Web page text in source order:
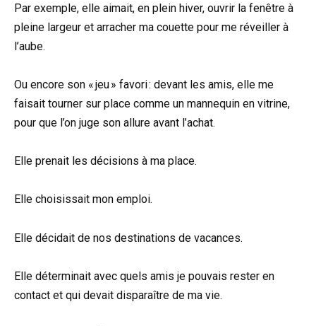
Par exemple, elle aimait, en plein hiver, ouvrir la fenêtre à
pleine largeur et arracher ma couette pour me réveiller à
l’aube.
Ou encore son « jeu » favori : devant les amis, elle me
faisait tourner sur place comme un mannequin en vitrine,
pour que l’on juge son allure avant l’achat.
Elle prenait les décisions à ma place.
Elle choisissait mon emploi.
Elle décidait de nos destinations de vacances.
Elle déterminait avec quels amis je pouvais rester en
contact et qui devait disparaître de ma vie.